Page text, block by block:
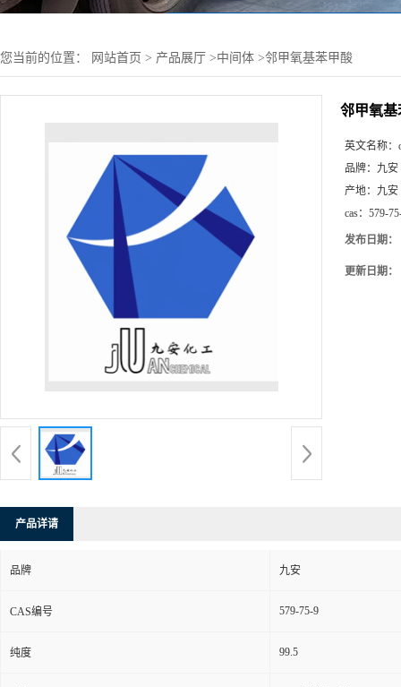
您当前的位置： 网站首页 > 产品展厅 >中间体 >邻甲氧基苯甲酸
邻甲氧基
英文名称：
品牌： 九安
产地： 九安
cas： 579-
发布日期：
更新日期：
产品详请
品牌 九安
CAS编号 579-75-9
纯度 99.5